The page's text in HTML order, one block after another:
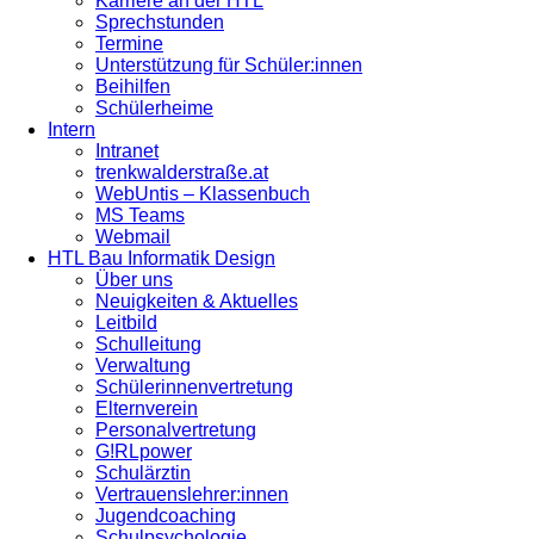
Sprechstunden
Termine
Unterstützung für Schüler:innen
Beihilfen
Schülerheime
Intern
Intranet
trenkwalderstraße.at
WebUntis – Klassenbuch
MS Teams
Webmail
HTL Bau Informatik Design
Über uns
Neuigkeiten & Aktuelles
Leitbild
Schulleitung
Verwaltung
Schülerinnenvertretung
Elternverein
Personalvertretung
G!RLpower
Schulärztin
Vertrauenslehrer:innen
Jugendcoaching